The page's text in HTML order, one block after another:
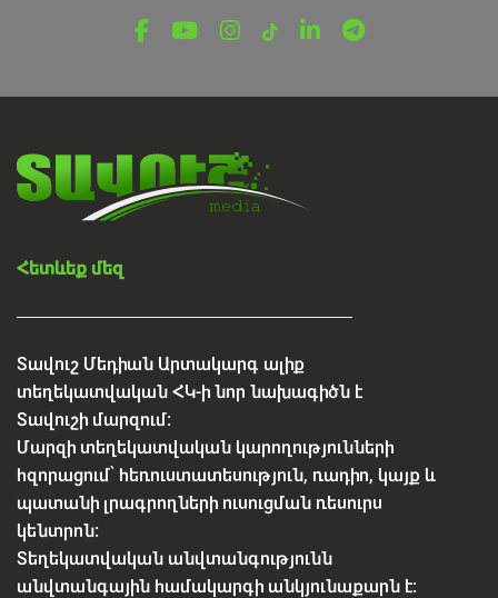
հայտնաբերվել են մոլորված
Հետևեք մեզ
Տավուշ Մեդիան Արտակարգ ալիք
տեղեկատվական ՀԿ-ի նոր նախագիծն է
Տավուշի մարզում:
Մարզի տեղեկատվական կարողությունների
հզորացում՝ հեռուստատեսություն, ռադիո, կայք և
պատանի լրագրողների ուսուցման ռեսուրս
կենտրոն:
Տեղեկատվական անվտանգությունն
անվտանգային համակարգի անկյունաքարն է: